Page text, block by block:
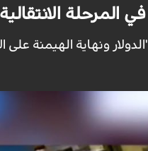
الانتقالية
ونهاية الهيمنة